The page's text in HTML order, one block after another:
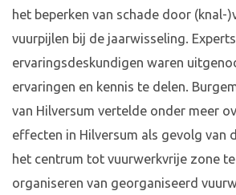
het beperken van schade door (knal-
vuurpijlen bij de jaarwisseling.
ervaringsdeskundigen waren
ervaringen en kennis te delen.
van Hilversum vertelde onder meer
effecten in Hilversum als gevolg van
het centrum tot vuurwerkvrije zone
organiseren van georganiseerd